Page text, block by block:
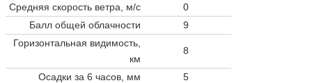
Средняя скорость ветра, м/с
0
Балл общей облачности
9
Горизонтальная видимость,
км
8
Осадки за 6 часов, мм
5